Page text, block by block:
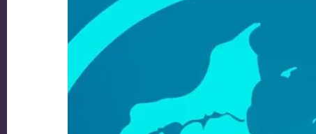
Dansk økonomi
Arbejdsmarkedet